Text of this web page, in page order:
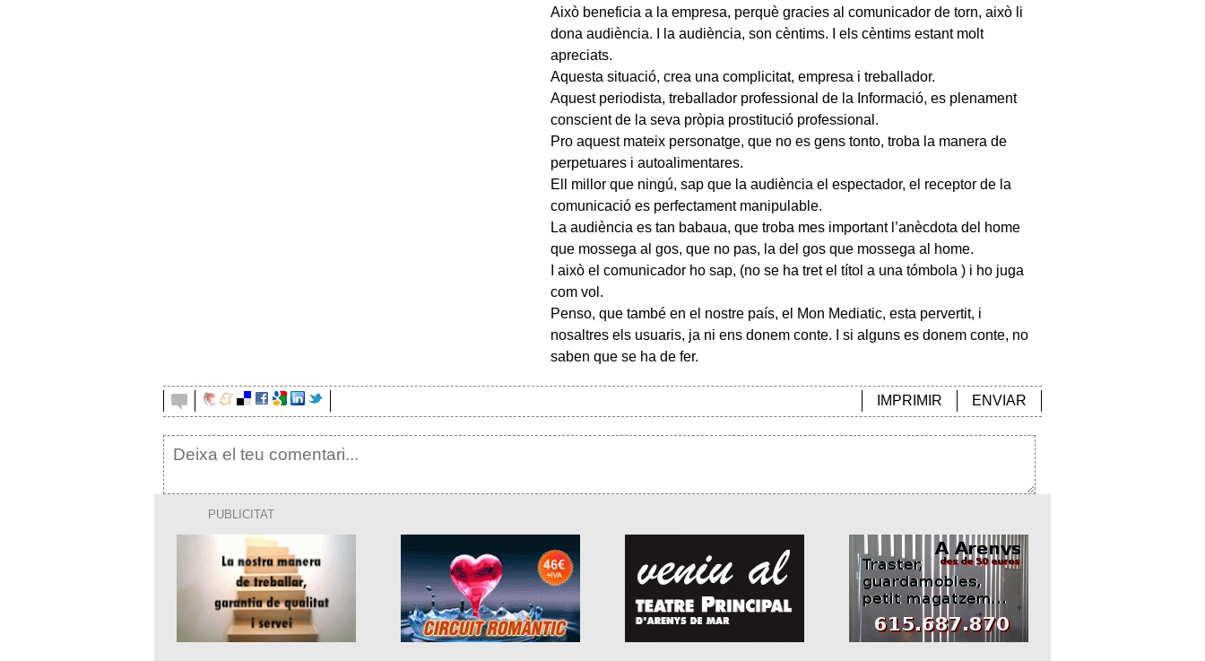
Això beneficia a la empresa, perquè gracies al comunicador de torn, això li
dona audiència. I la audiència, son cèntims. I els cèntims estant molt
apreciats.
Aquesta situació, crea una complicitat, empresa i treballador.
Aquest periodista, treballador professional de la Informació, es plenament
conscient de la seva pròpia prostitució professional.
Pro aquest mateix personatge, que no es gens tonto, troba la manera de
perpetuares i autoalimentares.
Ell millor que ningú, sap que la audiència el espectador, el receptor de la
comunicació es perfectament manipulable.
La audiència es tan babaua, que troba mes important l’anècdota del home
que mossega al gos, que no pas, la del gos que mossega al home.
I això el comunicador ho sap, (no se ha tret el títol a una tómbola ) i ho juga
com vol.
Penso, que també en el nostre país, el Mon Mediatic, esta pervertit, i
nosaltres els usuaris, ja ni ens donem conte. I si alguns es donem conte, no
saben que se ha de fer.
ENVIAR
IMPRIMIR
PUBLICITAT